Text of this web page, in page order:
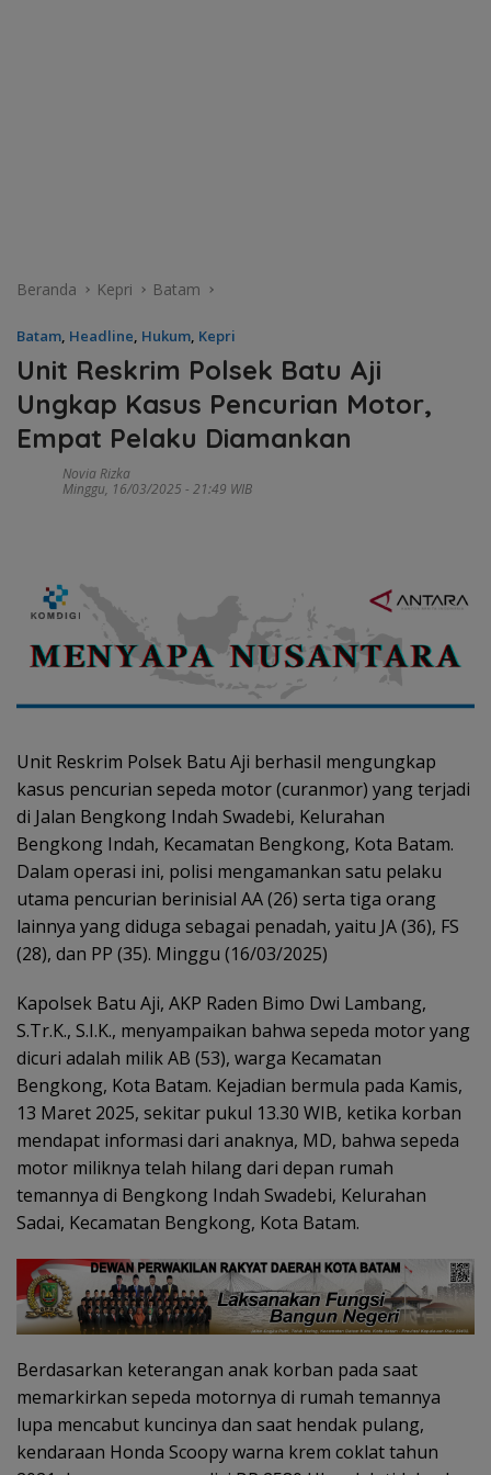
Beranda Kepri Batam
Batam, Headline, Hukum, Kepri
Unit Reskrim Polsek Batu Aji
Ungkap Kasus Pencurian Motor,
Empat Pelaku Diamankan
Novia Rizka
Minggu, 16/03/2025 - 21:49 WIB
Unit Reskrim Polsek Batu Aji berhasil mengungkap
kasus pencurian sepeda motor (curanmor) yang terjadi
di Jalan Bengkong Indah Swadebi, Kelurahan
Bengkong Indah, Kecamatan Bengkong, Kota Batam.
Dalam operasi ini, polisi mengamankan satu pelaku
utama pencurian berinisial AA (26) serta tiga orang
lainnya yang diduga sebagai penadah, yaitu JA (36), FS
(28), dan PP (35). Minggu (16/03/2025)
Kapolsek Batu Aji, AKP Raden Bimo Dwi Lambang,
S.Tr.K., S.I.K., menyampaikan bahwa sepeda motor yang
dicuri adalah milik AB (53), warga Kecamatan
Bengkong, Kota Batam. Kejadian bermula pada Kamis,
13 Maret 2025, sekitar pukul 13.30 WIB, ketika korban
mendapat informasi dari anaknya, MD, bahwa sepeda
motor miliknya telah hilang dari depan rumah
temannya di Bengkong Indah Swadebi, Kelurahan
Sadai, Kecamatan Bengkong, Kota Batam.
Berdasarkan keterangan anak korban pada saat
memarkirkan sepeda motornya di rumah temannya
lupa mencabut kuncinya dan saat hendak pulang,
kendaraan Honda Scoopy warna krem coklat tahun